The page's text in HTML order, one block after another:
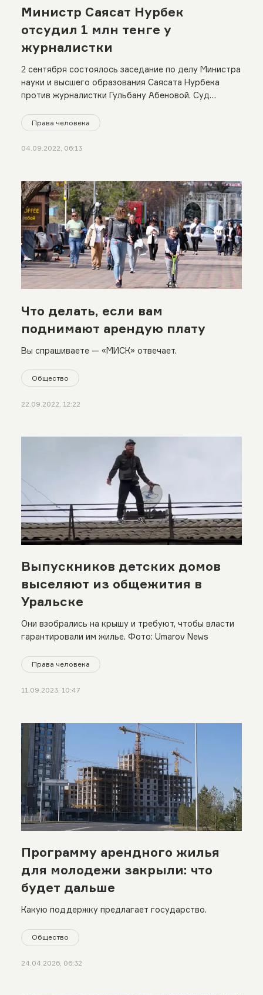
Министр Саясат Нурбек
отсудил 1 млн тенге у
журналистки
2 сентября состоялось заседание по делу Министра
науки и высшего образования Саясата Нурбека
против журналистки Гульбану Абеновой. Суд
Нурбека
Права человека
04.09.2022, 06:13
Что делать, если вам
поднимают арендую плату
Вы спрашиваете — «МИСК» отвечает.
Общество
22.09.2022, 12:22
Выпускников детских домов
выселяют из общежития в
Уральске
Они взобрались на крышу и требуют, чтобы власти
гарантировали им жилье. Фото: Umarov News
Права человека
11.09.2023, 10:47
Программу арендного жилья
для молодежи закрыли: что
будет дальше
Какую поддержку предлагает государство.
Общество
24.04.2026, 06:32